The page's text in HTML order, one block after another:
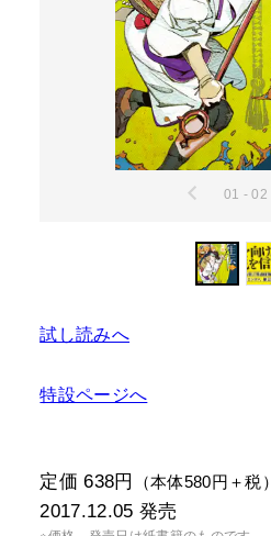
01 - 02
試し読みへ
特設ページへ
定価 638円 （本体580円＋税）
2017.12.05 発売